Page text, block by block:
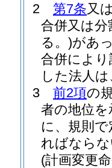
2
第7条又
合併又は分
る。)があ
合併によ
した法人
3
前2項の
者の地位
に、規則
ればなら
(計画変更